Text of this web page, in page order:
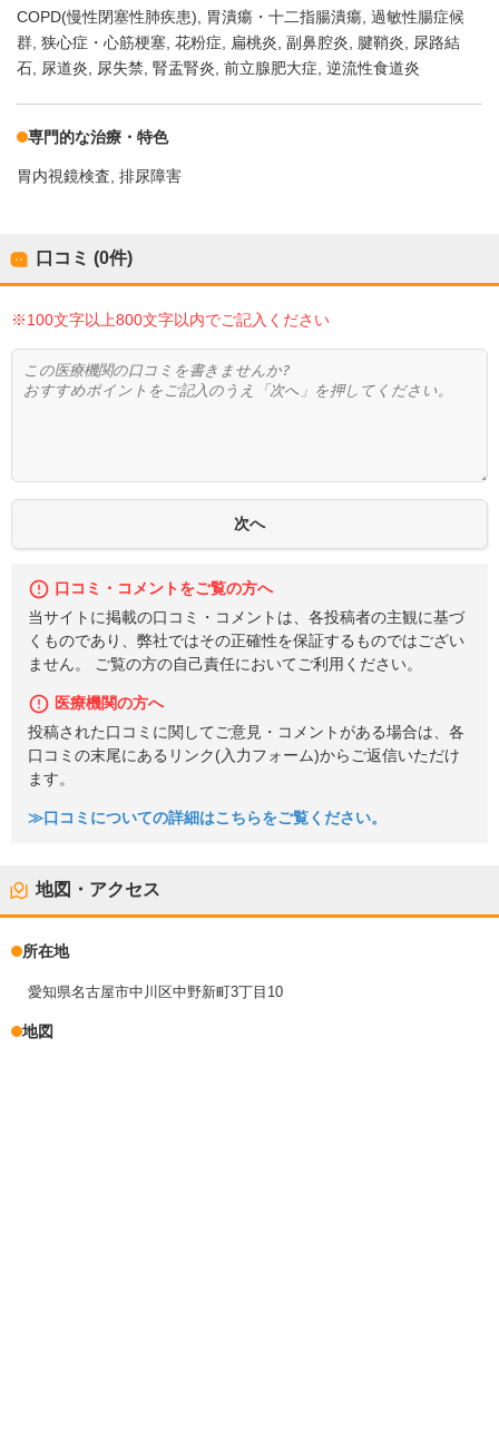
COPD(慢性閉塞性肺疾患) 胃潰瘍・十二指腸潰瘍 過敏性腸症候
群 狭心症・心筋梗塞 花粉症 扁桃炎 副鼻腔炎 腱鞘炎
尿路結
石
尿道炎 尿失禁 腎盂腎炎 前立腺肥大症 逆流性食道炎
専門的な治療・特色
胃内視鏡検査 排尿障害
口コミ (0件)
※100文字以上800文字以内でご記入ください
口コミ・コメントをご覧の方へ
当サイトに掲載の口コミ・コメントは、各投稿者の主観に基づ
くものであり、弊社ではその正確性を保証するものではござい
ません。 ご覧の方の自己責任においてご利用ください。
医療機関の方へ
投稿された口コミに関してご意見・コメントがある場合は、各
口コミの末尾にあるリンク(入力フォーム)からご返信いただけ
ます。
≫口コミについての詳細はこちらをご覧ください。
地図・アクセス
所在地
愛知県名古屋市中川区中野新町3丁目10
地図